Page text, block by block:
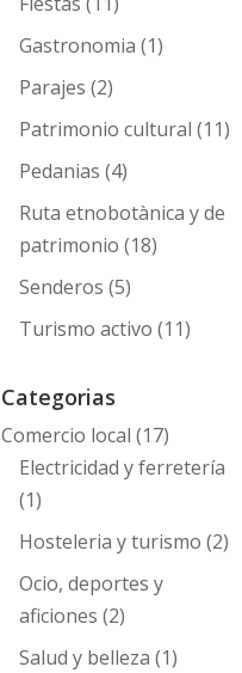
Gastronomia (1)
Parajes (2)
Patrimonio cultural (11)
Pedanias (4)
Ruta etnobotànica y de
patrimonio (18)
Senderos (5)
Turismo activo (11)
Categorias
Comercio local (17)
Electricidad y ferretería
(1)
Hosteleria y turismo (2)
Ocio, deportes y
aficiones (2)
Salud y belleza (1)